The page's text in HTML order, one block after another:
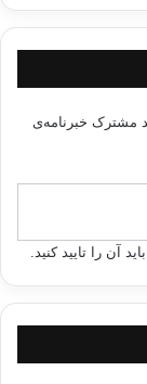
مشترک خبرنامه‌ی
آن را تایید کنید.